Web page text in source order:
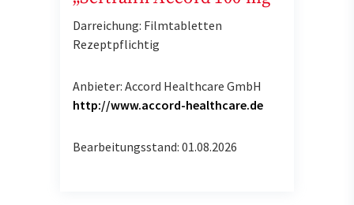
Darreichung: Filmtabletten
Rezeptpflichtig
Anbieter: Accord Healthcare GmbH
http://www.accord-healthcare.de
Bearbeitungsstand: 01.08.2026